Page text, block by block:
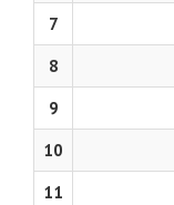
7
8
9
10
11